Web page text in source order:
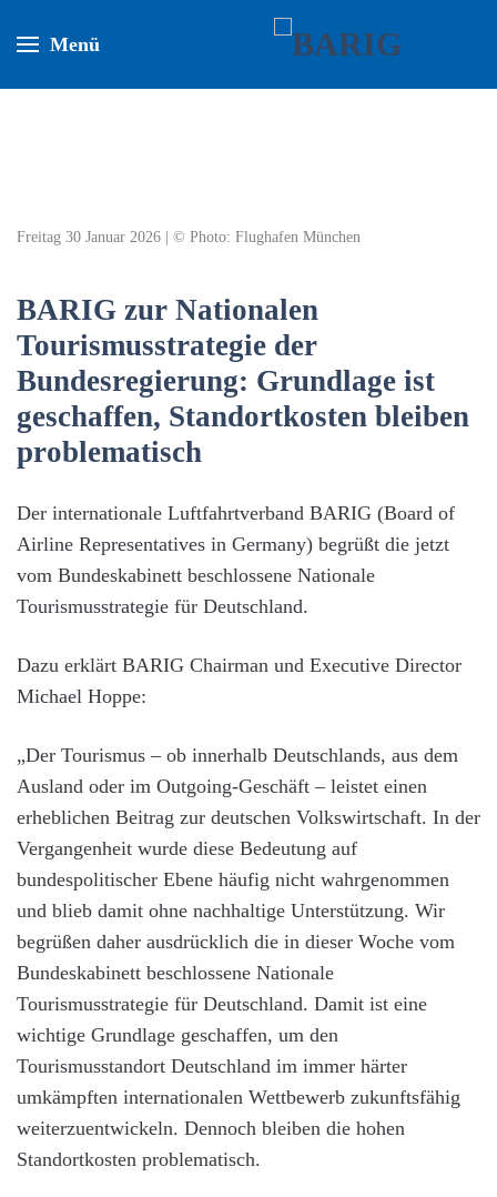
Menü
Freitag 30 Januar 2026 | © Photo: Flughafen München
BARIG zur Nationalen
Tourismusstrategie der
Bundesregierung: Grundlage ist
geschaffen, Standortkosten bleiben
problematisch
Der internationale Luftfahrtverband BARIG (Board of
Airline Representatives in Germany) begrüßt die jetzt
vom Bundeskabinett beschlossene Nationale
Tourismusstrategie für Deutschland.
Dazu erklärt BARIG Chairman und Executive Director
Michael Hoppe:
„Der Tourismus – ob innerhalb Deutschlands, aus dem
Ausland oder im Outgoing-Geschäft – leistet einen
erheblichen Beitrag zur deutschen Volkswirtschaft. In der
Vergangenheit wurde diese Bedeutung auf
bundespolitischer Ebene häufig nicht wahrgenommen
und blieb damit ohne nachhaltige Unterstützung. Wir
begrüßen daher ausdrücklich die in dieser Woche vom
Bundeskabinett beschlossene Nationale
Tourismusstrategie für Deutschland. Damit ist eine
wichtige Grundlage geschaffen, um den
Tourismusstandort Deutschland im immer härter
umkämpften internationalen Wettbewerb zukunftsfähig
weiterzuentwickeln. Dennoch bleiben die hohen
Standortkosten problematisch.